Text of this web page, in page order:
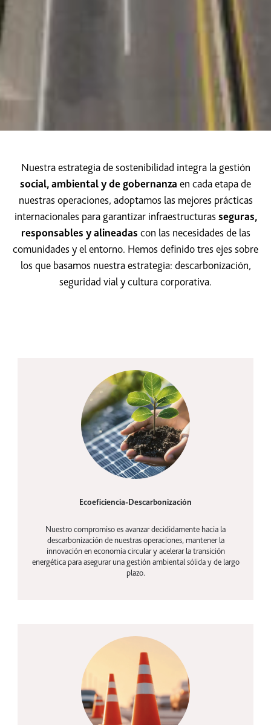
Nuestra estrategia de sostenibilidad integra la gestión
social, ambiental y de gobernanza en cada etapa de
nuestras operaciones, adoptamos las mejores prácticas
internacionales para garantizar infraestructuras seguras,
responsables y alineadas con las necesidades de las
comunidades y el entorno. Hemos definido tres ejes sobre
los que basamos nuestra estrategia: descarbonización,
seguridad vial y cultura corporativa.
Descarbonización
Ecoeficiencia-Descarbonización
Nuestro compromiso es avanzar decididamente hacia la
descarbonización de nuestras operaciones, mantener la
innovación en economía circular y acelerar la transición
energética para asegurar una gestión ambiental sólida y de largo
plazo.